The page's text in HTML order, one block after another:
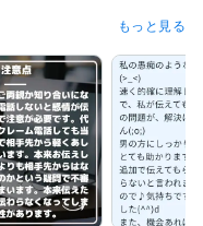
レッドシート:15年
年Bard:0年
もっと見る